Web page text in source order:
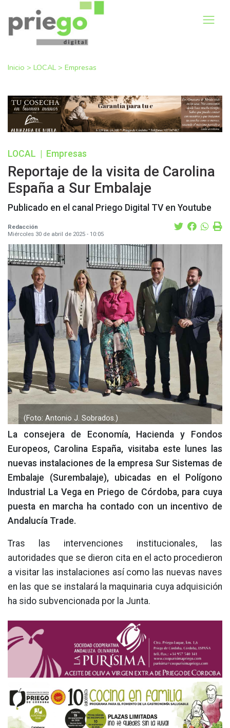
Inicio > LOCAL > Empresas
LOCAL Empresas
Reportaje de la visita de Carolina
España a Sur Embalaje
Publicado en el canal Priego Digital TV en Youtube
Redacción
Miércoles 30 de abril de 2025 - 10:05
(Foto: Antonio J. Sobrados.)
La consejera de Economía, Hacienda y Fondos
Europeos, Carolina España, visitaba este lunes las
nuevas instalaciones de la empresa Sur Sistemas de
Embalaje (Surembalaje), ubicadas en el Polígono
Industrial La Vega en Priego de Córdoba, para cuya
puesta en marcha ha contado con un incentivo de
Andalucía Trade.
Tras las intervenciones institucionales, las
autoridades que se dieron cita en el acto procedieron
a visitar las instalaciones así como las nuevas naves
en las que se instalará la maquinaria cuya adquisición
ha sido subvencionada por la Junta.